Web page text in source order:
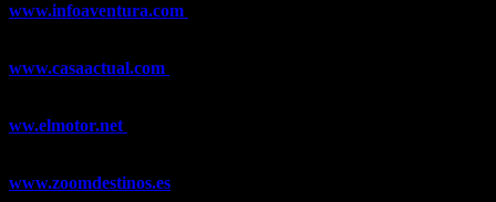
www.infoaventura.com
www.casaactual.com
ww.elmotor.net
www.zoomdestinos.es